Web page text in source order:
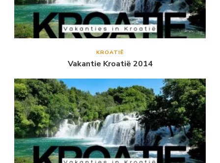
KROATIË
Vakantie Kroatië 2014